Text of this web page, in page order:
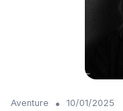
Aventure • 10/01/2025